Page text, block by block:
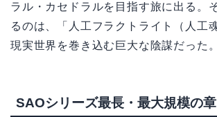
ラル・カセドラルを目指す旅に出る。
るのは、「人工フラクトライト（人工
現実世界を巻き込む巨大な陰謀だった。
SAOシリーズ最長・最大規模の章